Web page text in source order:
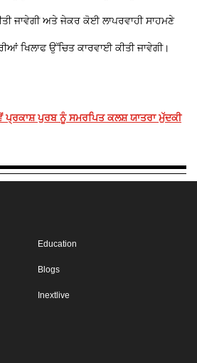
ਜਾਵੇਗੀ ਅਤੇ ਜੇਕਰ ਕੋਈ ਲਾਪਰਵਾਹੀ ਸਾਹਮਣੇ
ਖਿਲਾਫ ਉੱਚਿਤ ਕਾਰਵਾਈ ਕੀਤੀ ਜਾਵੇਗੀ।
ਪ੍ਰਕਾਸ਼ ਪੁਰਬ ਨੂੰ ਸਮਰਪਿਤ ਕਲਸ਼ ਯਾਤਰਾ ਮੁੱਦਕੀ
Education
Blogs
Inextlive